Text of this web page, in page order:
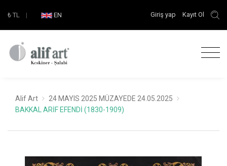
₺ TL | EN Giriş yap Kayıt Ol
Alif Art
24 MAYIS 2025 MÜZAYEDE 24.05.2025
BAKKAL ARİF EFENDİ (1830-1909)